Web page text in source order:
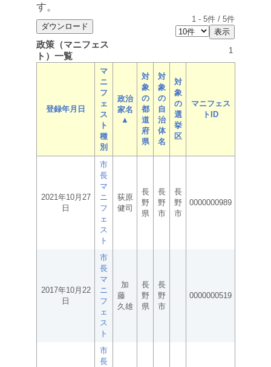
す。
1 - 5件 / 5件
政策（マニフェス
ト）一覧
1
登録年月日
マ
ニ
フ
ェ
ス
ト
種
別
政治
家名
▲
対
象
の
都
道
府
県
対
象
の
自
治
体
名
対
象
の
選
挙
区
マニフェス
トID
2021年10月27
日
市
長
マ
ニ
フ
ェ
ス
ト
荻原
健司
長
野
県
長
野
市
長
野
市
0000000989
2017年10月22
日
市
長
マ
ニ
フ
ェ
ス
ト
加
藤
久雄
長
野
県
長
野
市
0000000519
市
長